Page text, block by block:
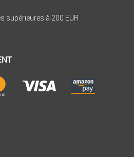
supérieures à 200 EUR